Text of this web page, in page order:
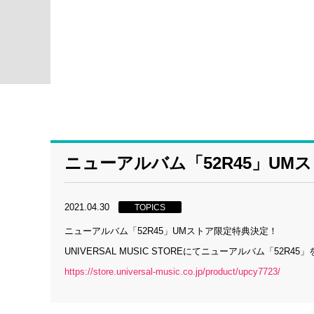
ニューアルバム「52R45」UM
2021.04.30 TOPICS
ニューアルバム「52R45」UMストア限定特典決定！
UNIVERSAL MUSIC STOREにてニューアルバム「52R45
https://store.universal-music.co.jp/product/upcy7723/